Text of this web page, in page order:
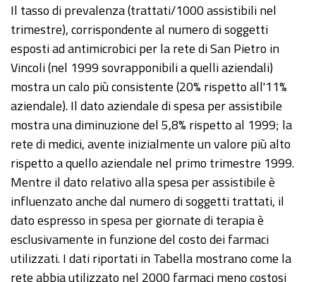
Il tasso di prevalenza (trattati/1000 assistibili nel
trimestre), corrispondente al numero di soggetti
esposti ad antimicrobici per la rete di San Pietro in
Vincoli (nel 1999 sovrapponibili a quelli aziendali)
mostra un calo più consistente (20% rispetto all'11%
aziendale). Il dato aziendale di spesa per assistibile
mostra una diminuzione del 5,8% rispetto al 1999; la
rete di medici, avente inizialmente un valore più alto
rispetto a quello aziendale nel primo trimestre 1999.
Mentre il dato relativo alla spesa per assistibile è
influenzato anche dal numero di soggetti trattati, il
dato espresso in spesa per giornate di terapia è
esclusivamente in funzione del costo dei farmaci
utilizzati. I dati riportati in Tabella mostrano come la
rete abbia utilizzato nel 2000 farmaci meno costosi